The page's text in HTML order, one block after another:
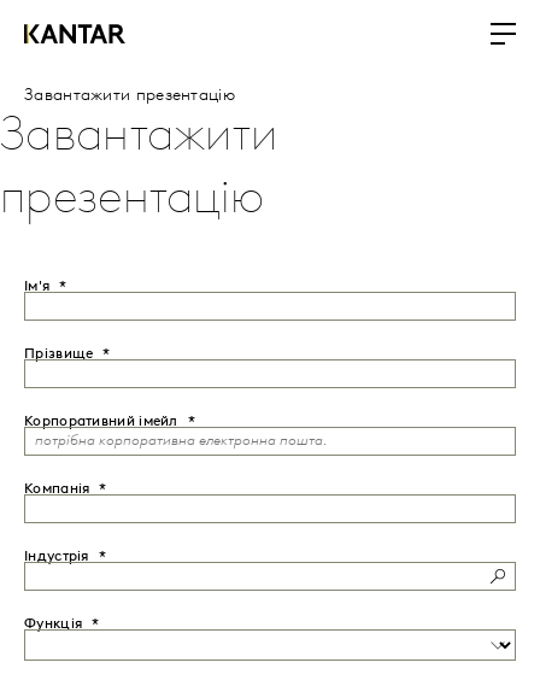
Завантажити презентацію
Завантажити
презентацію
Ім'я
Прізвище
Корпоративний імейл
Компанія
Індустрія
Функція